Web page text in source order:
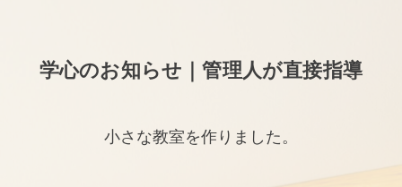
学心のお知らせ｜管理人が直接指導
小さな教室を作りました。